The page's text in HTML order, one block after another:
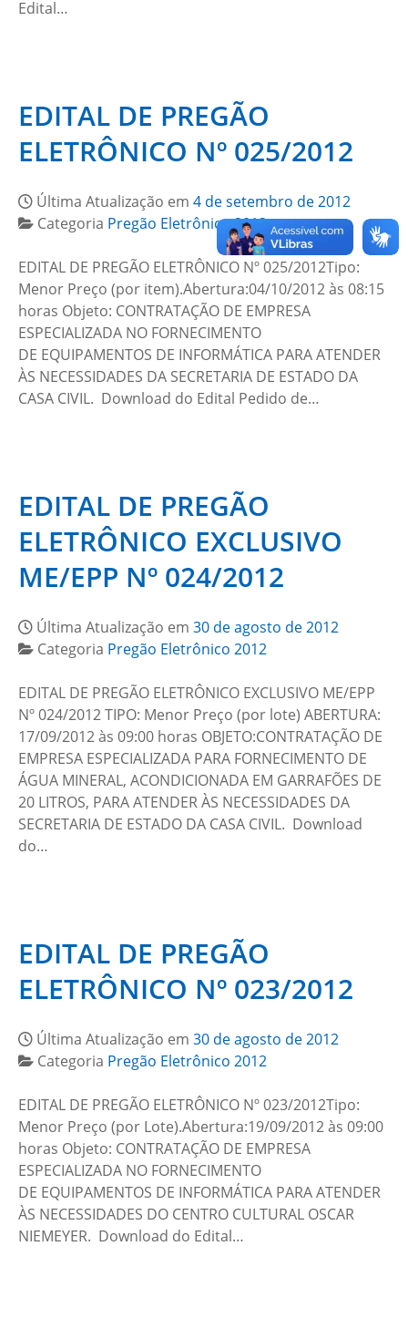
Edital…
EDITAL DE PREGÃO
ELETRÔNICO Nº 025/2012
Última Atualização em 4 de setembro de 2012
Categoria Pregão Eletrônico 2012
EDITAL DE PREGÃO ELETRÔNICO Nº 025/2012Tipo:
Menor Preço (por item).Abertura:04/10/2012 às 08:15
horas Objeto: CONTRATAÇÃO DE EMPRESA
ESPECIALIZADA NO FORNECIMENTO
DE EQUIPAMENTOS DE INFORMÁTICA PARA ATENDER
ÀS NECESSIDADES DA SECRETARIA DE ESTADO DA
CASA CIVIL. Download do Edital Pedido de…
EDITAL DE PREGÃO
ELETRÔNICO EXCLUSIVO
ME/EPP Nº 024/2012
Última Atualização em 30 de agosto de 2012
Categoria Pregão Eletrônico 2012
EDITAL DE PREGÃO ELETRÔNICO EXCLUSIVO ME/EPP
Nº 024/2012 TIPO: Menor Preço (por lote) ABERTURA:
17/09/2012 às 09:00 horas OBJETO:CONTRATAÇÃO DE
EMPRESA ESPECIALIZADA PARA FORNECIMENTO DE
ÁGUA MINERAL, ACONDICIONADA EM GARRAFÕES DE
20 LITROS, PARA ATENDER ÀS NECESSIDADES DA
SECRETARIA DE ESTADO DA CASA CIVIL. Download
do…
EDITAL DE PREGÃO
ELETRÔNICO Nº 023/2012
Última Atualização em 30 de agosto de 2012
Categoria Pregão Eletrônico 2012
EDITAL DE PREGÃO ELETRÔNICO Nº 023/2012Tipo:
Menor Preço (por Lote).Abertura:19/09/2012 às 09:00
horas Objeto: CONTRATAÇÃO DE EMPRESA
ESPECIALIZADA NO FORNECIMENTO
DE EQUIPAMENTOS DE INFORMÁTICA PARA ATENDER
ÀS NECESSIDADES DO CENTRO CULTURAL OSCAR
NIEMEYER. Download do Edital…